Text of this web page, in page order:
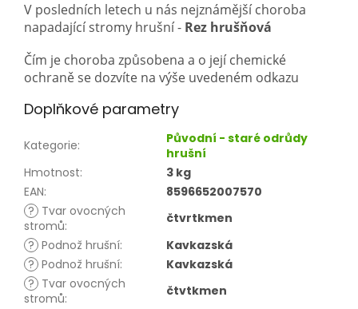
V posledních letech u nás nejznámější choroba
napadající stromy hrušní - Rez hrušňová
Čím je choroba způsobena a o její chemické
ochraně se dozvíte na výše uvedeném odkazu
Doplňkové parametry
Kategorie:
Původní - staré odrůdy
hrušní
Hmotnost:
3 kg
EAN:
8596652007570
? Tvar ovocných
stromů:
čtvrtkmen
? Podnož hrušní:
Kavkazská
? Podnož hrušní:
Kavkazská
? Tvar ovocných
stromů:
čtvtkmen